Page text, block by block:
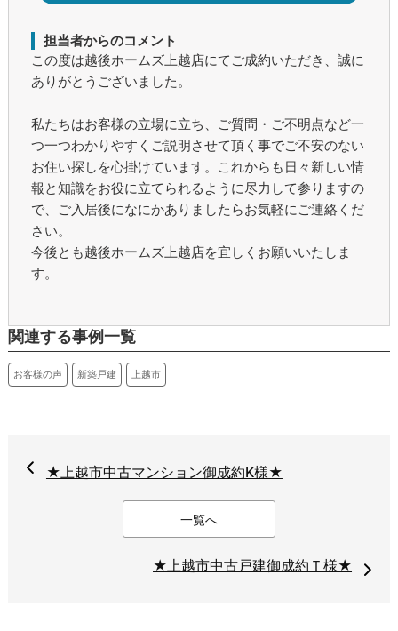
担当者からのコメント
この度は越後ホームズ上越店にてご成約いただき、誠に
ありがとうございました。
私たちはお客様の立場に立ち、ご質問・ご不明点など一
つ一つわかりやすくご説明させて頂く事でご不安のない
お住い探しを心掛けています。これからも日々新しい情
報と知識をお役に立てられるように尽力して参りますの
で、ご入居後になにかありましたらお気軽にご連絡くだ
さい。
今後とも越後ホームズ上越店を宜しくお願いいたしま
す。
関連する事例一覧
お客様の声 新築戸建 上越市
★上越市中古マンション御成約K様★
一覧へ
★上越市中古戸建御成約Ｔ様★